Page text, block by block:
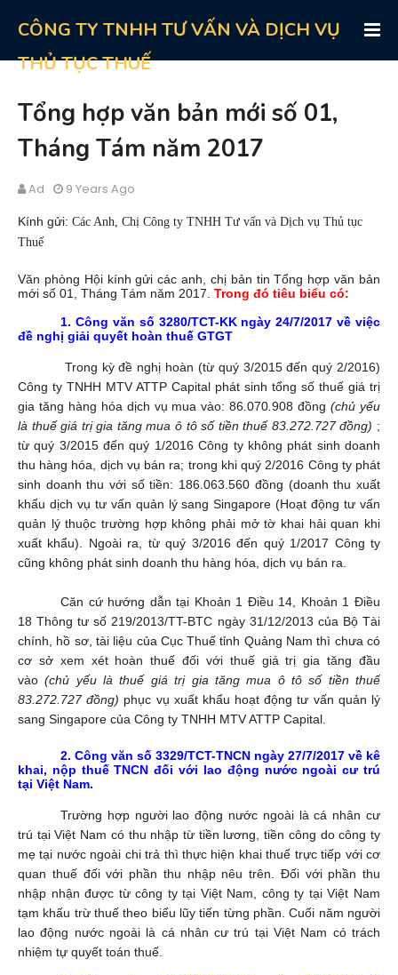
CÔNG TY TNHH TƯ VẤN VÀ DỊCH VỤ
THỦ TỤC THUẾ
Tổng hợp văn bản mới số 01,
Tháng Tám năm 2017
Ad 9 Years Ago
Kính gửi: Các Anh, Chị Công ty TNHH Tư vấn và Dịch vụ Thủ tục
Thuế
Văn phòng Hội kính gửi các anh, chị bản tin Tổng hợp văn bản
mới số 01, Tháng Tám năm 2017. Trong đó tiêu biểu có:
1. Công văn số 3280/TCT-KK ngày 24/7/2017 về việc
đề nghị giải quyết hoàn thuế GTGT
Trong kỳ đề nghị hoàn (từ quý 3/2015 đến quý 2/2016)
Công ty TNHH MTV ATTP Capital phát sinh tổng số thuế giá trị
gia tăng hàng hóa dịch vụ mua vào: 86 .070 .908 đồng(chủ yếu
là thuế giá trị gia tăng mua ô tô số tiền thuế 83.272.727 đồng) ;
từ quý 3/2015 đến quý 1/2016 Công ty không phát sinh doanh
thu hàng hóa, dịch vụ bán ra; trong khi quý 2/2016 Công ty phát
sinh doanh thu với số tiền: 186.063.560 đồng (doanh thu xuất
khẩu dịch vụ tư vấn quản lý sang Singapore (Hoạt động tư vấn
quản lý thuộc trường hợp không phải mở tờ khai hải quan khi
xuất khẩu). Ngoài ra, từ quý 3/2016 đến quý 1/2017 Công ty
cũng không phát sinh doanh thu hàng hóa, dịch vụ bán ra.
Căn cứ hướng dẫn tại Khoản 1 Điều 14, Khoản 1 Điều
18 Thông tư số 219/2013/TT-BTC ngày 31/12/2013 của Bộ Tài
chính, hồ sơ, tài liệu của Cục Thuế tỉnh Quảng Nam thì chưa có
cơ sở xem xét hoàn thuế đối với thuế giá trị gia tăng đầu
vào(chủ yếu là thuế giá trị gia tăng mua ô tô số tiền thuế
83.272.727 đồng) phục vụ xuất khẩu hoạt động tư vấn quản lý
sang Singapore của Công ty TNHH MTV ATTP Capital.
2. Công văn số 3329/TCT-TNCN ngày 27/7/2017 về kê
khai, nộp thuế TNCN đối với lao động nước ngoài cư trú
tại Việt Nam.
Trường hợp người lao động nước ngoài là cá nhân cư
trú tại Việt Nam có thu nhập từ tiền lương, tiền công do công ty
mẹ tại nước ngoài chi trả thì thực hiện khai thuế trực tiếp với cơ
quan thuế đối với phần thu nhập nêu trên. Đối với phần thu
nhập nhận được từ công ty tại Việt Nam, công ty tại Việt Nam
tạm khấu trừ thuế theo biểu lũy tiến từng phần. Cuối năm người
lao động nước ngoài là cá nhân cư trú tại Việt Nam có trách
nhiệm tự quyết toán thuế.